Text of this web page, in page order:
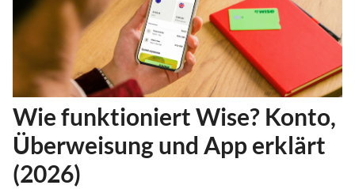
Wie funktioniert Wise? Konto,
Überweisung und App erklärt
(2026)